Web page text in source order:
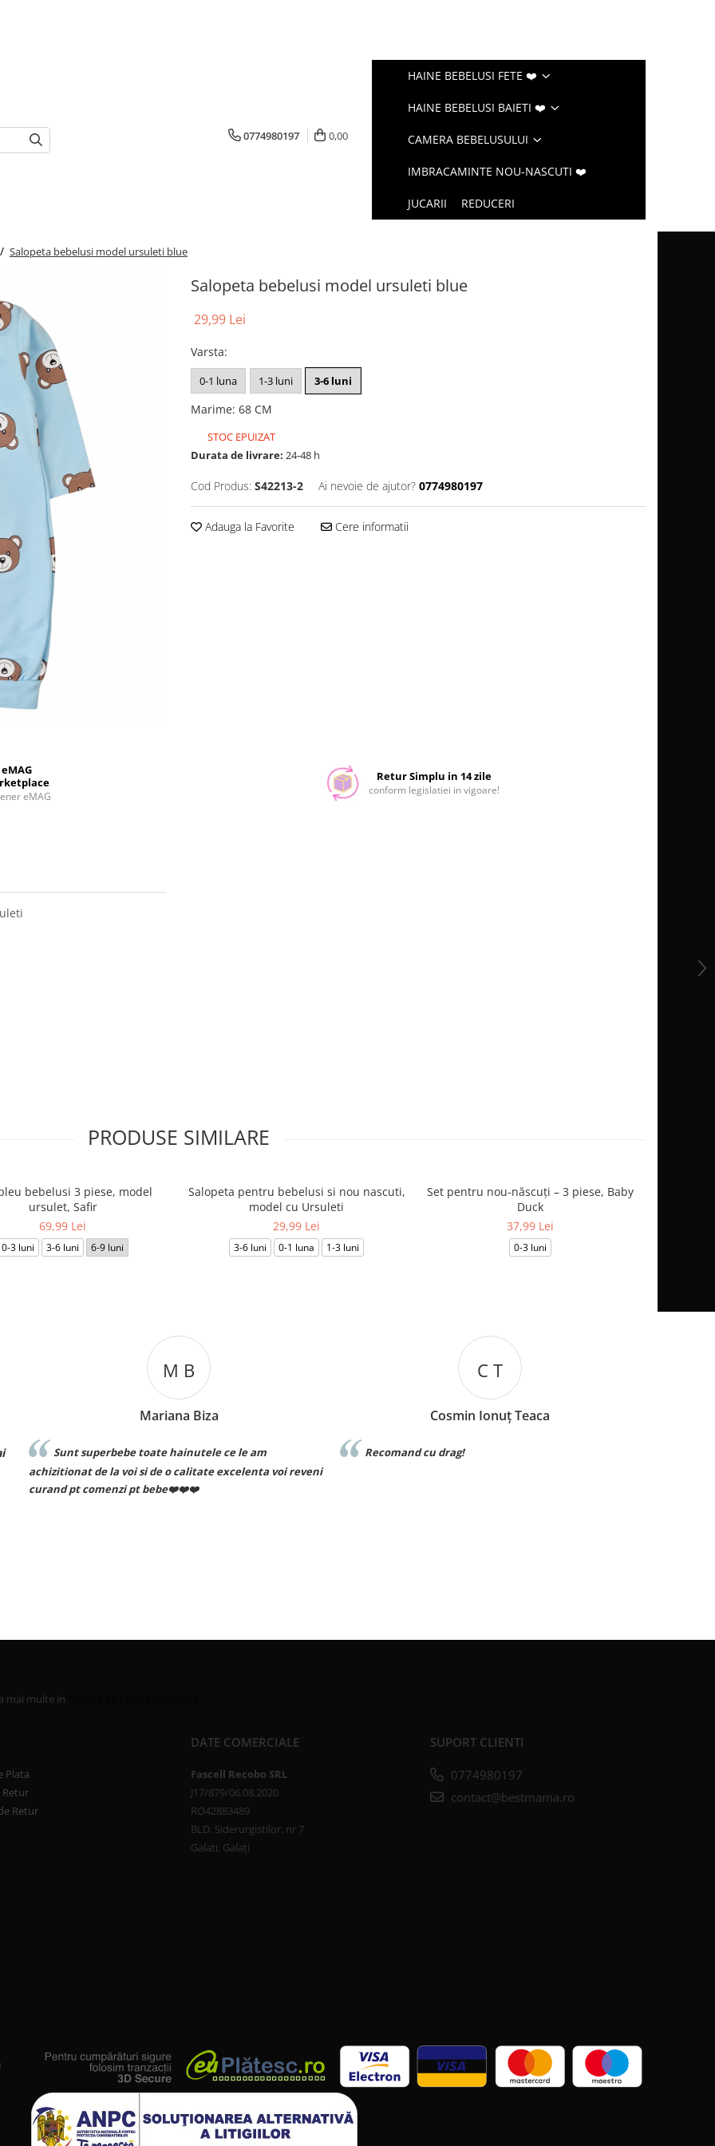
0774980197 0,00
HAINE BEBELUSI FETE ❤️
HAINE BEBELUSI BAIETI ❤️
CAMERA BEBELUSULUI
IMBRACAMINTE NOU-NASCUTI ❤️
JUCARII REDUCERI
Salopeta bebelusi model ursuleti blue
Salopeta bebelusi model ursuleti blue
29,99 Lei
Varsta:
0-1 luna 1-3 luni 3-6 luni
Marime: 68 CM
STOC EPUIZAT
Durata de livrare: 24-48 h
Cod Produs: S42213-2 Ai nevoie de ajutor? 0774980197
Adauga la Favorite Cere informatii
eMAG
eMAG
Retur Simplu in 14 zile
conform legislatiei in vigoare!
PRODUSE SIMILARE
bebelusi 3 piese, model
ursulet, Safir
69,99 Lei
0-3 luni 3-6 luni 6-9 luni
Salopeta pentru bebelusi si nou nascuti,
model cu Ursuleti
29,99 Lei
3-6 luni 0-1 luna 1-3 luni
Set pentru nou-născuți – 3 piese, Baby
Duck
37,99 Lei
0-3 luni
ce le am
excelenta voi reveni
Recomand cu drag!
mai multe in
Plata
Retur
Retur
DATE COMERCIALE
Fascell Recobo SRL
J17/879/06.08.2020
RO42883489
BLD. Siderurgistilor, nr 7
Galati, Galați
SUPORT CLIENTI
0774980197
contact@bestmama.ro